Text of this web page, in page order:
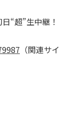
“超”生中継！
（関連サイ